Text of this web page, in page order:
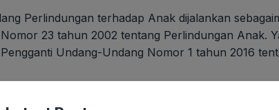
Perlindungan terhadap Anak dijalankan
23 tahun 2002 tentang Perlindungan Anak.
Undang-Undang Nomor 1 tahun 2016
untuk menjamin dan melindungi Anak